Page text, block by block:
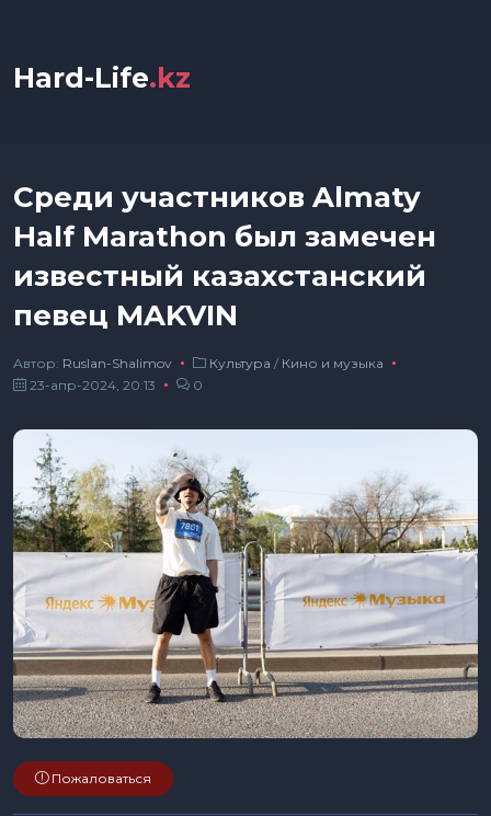
Hard-Life.kz
Среди участников Almaty
Half Marathon был замечен
известный казахстанский
певец MAKVIN
Автор: Ruslan-Shalimov Культура / Кино и музыка
23-апр-2024, 20:13
0
Пожаловаться